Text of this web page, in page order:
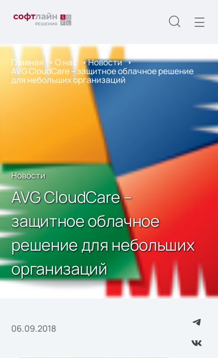
Главная О нас Новости
AVG CloudCare – защитное облачное решение
для небольших организаций
Новости
AVG CloudCare –
защитное облачное
решение для небольших
организаций
06.09.2018